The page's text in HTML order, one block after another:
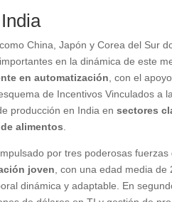
China, Japón y Corea del Sur
en la dinámica de este
en automatización , con el
de Incentivos Vinculados a
producción en India ensectores
alimentos
por tres poderosas
joven , con una edad media
dinámica y adaptable. En